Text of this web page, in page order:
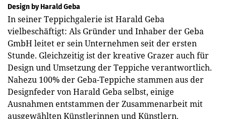
Design by Harald Geba
In seiner Teppichgalerie ist Harald Geba
vielbeschäftigt: Als Gründer und Inhaber der Geba
GmbH leitet er sein Unternehmen seit der ersten
Stunde. Gleichzeitig ist der kreative Grazer auch für
Design und Umsetzung der Teppiche verantwortlich.
Nahezu 100% der Geba-Teppiche stammen aus der
Designfeder von Harald Geba selbst, einige
Ausnahmen entstammen der Zusammenarbeit mit
ausgewählten Künstlerinnen und Künstlern.